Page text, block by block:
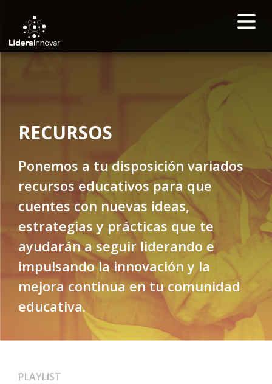
RECURSOS
Ponemos a tu disposición variados
recursos educativos para que
cuentes con nuevas ideas,
estrategias y prácticas que te
ayudarán a seguir liderando e
impulsando la innovación y la
mejora continua en tu comunidad
educativa.
PLAYLIST